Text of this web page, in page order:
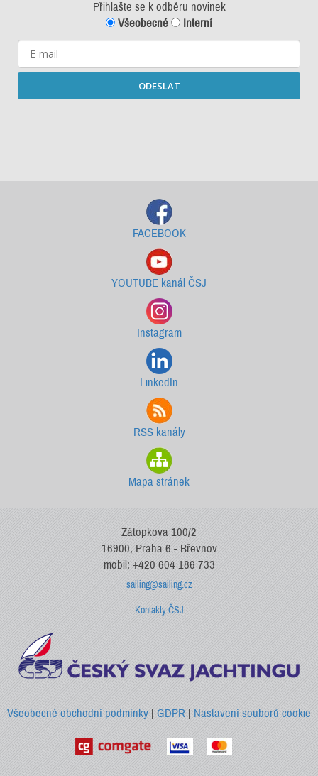
Přihlašte se k odběru novinek
Všeobecné
Interní
ODESLAT
FACEBOOK
YOUTUBE kanál ČSJ
Instagram
LinkedIn
RSS kanály
Mapa stránek
Zátopkova 100/2
16900, Praha 6 - Břevnov
mobil: +420 604 186 733
sailing@sailing.cz
Kontakty ČSJ
Všeobecné obchodní podmínky| GDPR |Nastavení souborů cookie